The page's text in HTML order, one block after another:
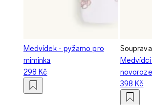
Medvídek - pyžamo pro
miminka
298 Kč
Souprava
398 Kč